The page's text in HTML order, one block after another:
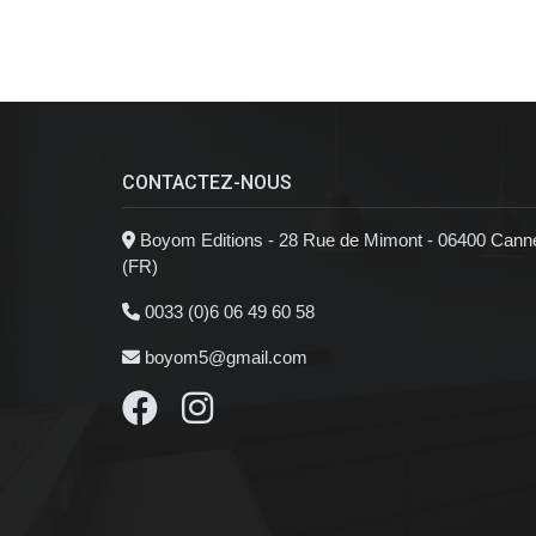
CONTACTEZ-NOUS
Boyom Editions - 28 Rue de Mimont - 06400
(FR)
0033 (0)6 06 49 60 58
boyom5@gmail.com